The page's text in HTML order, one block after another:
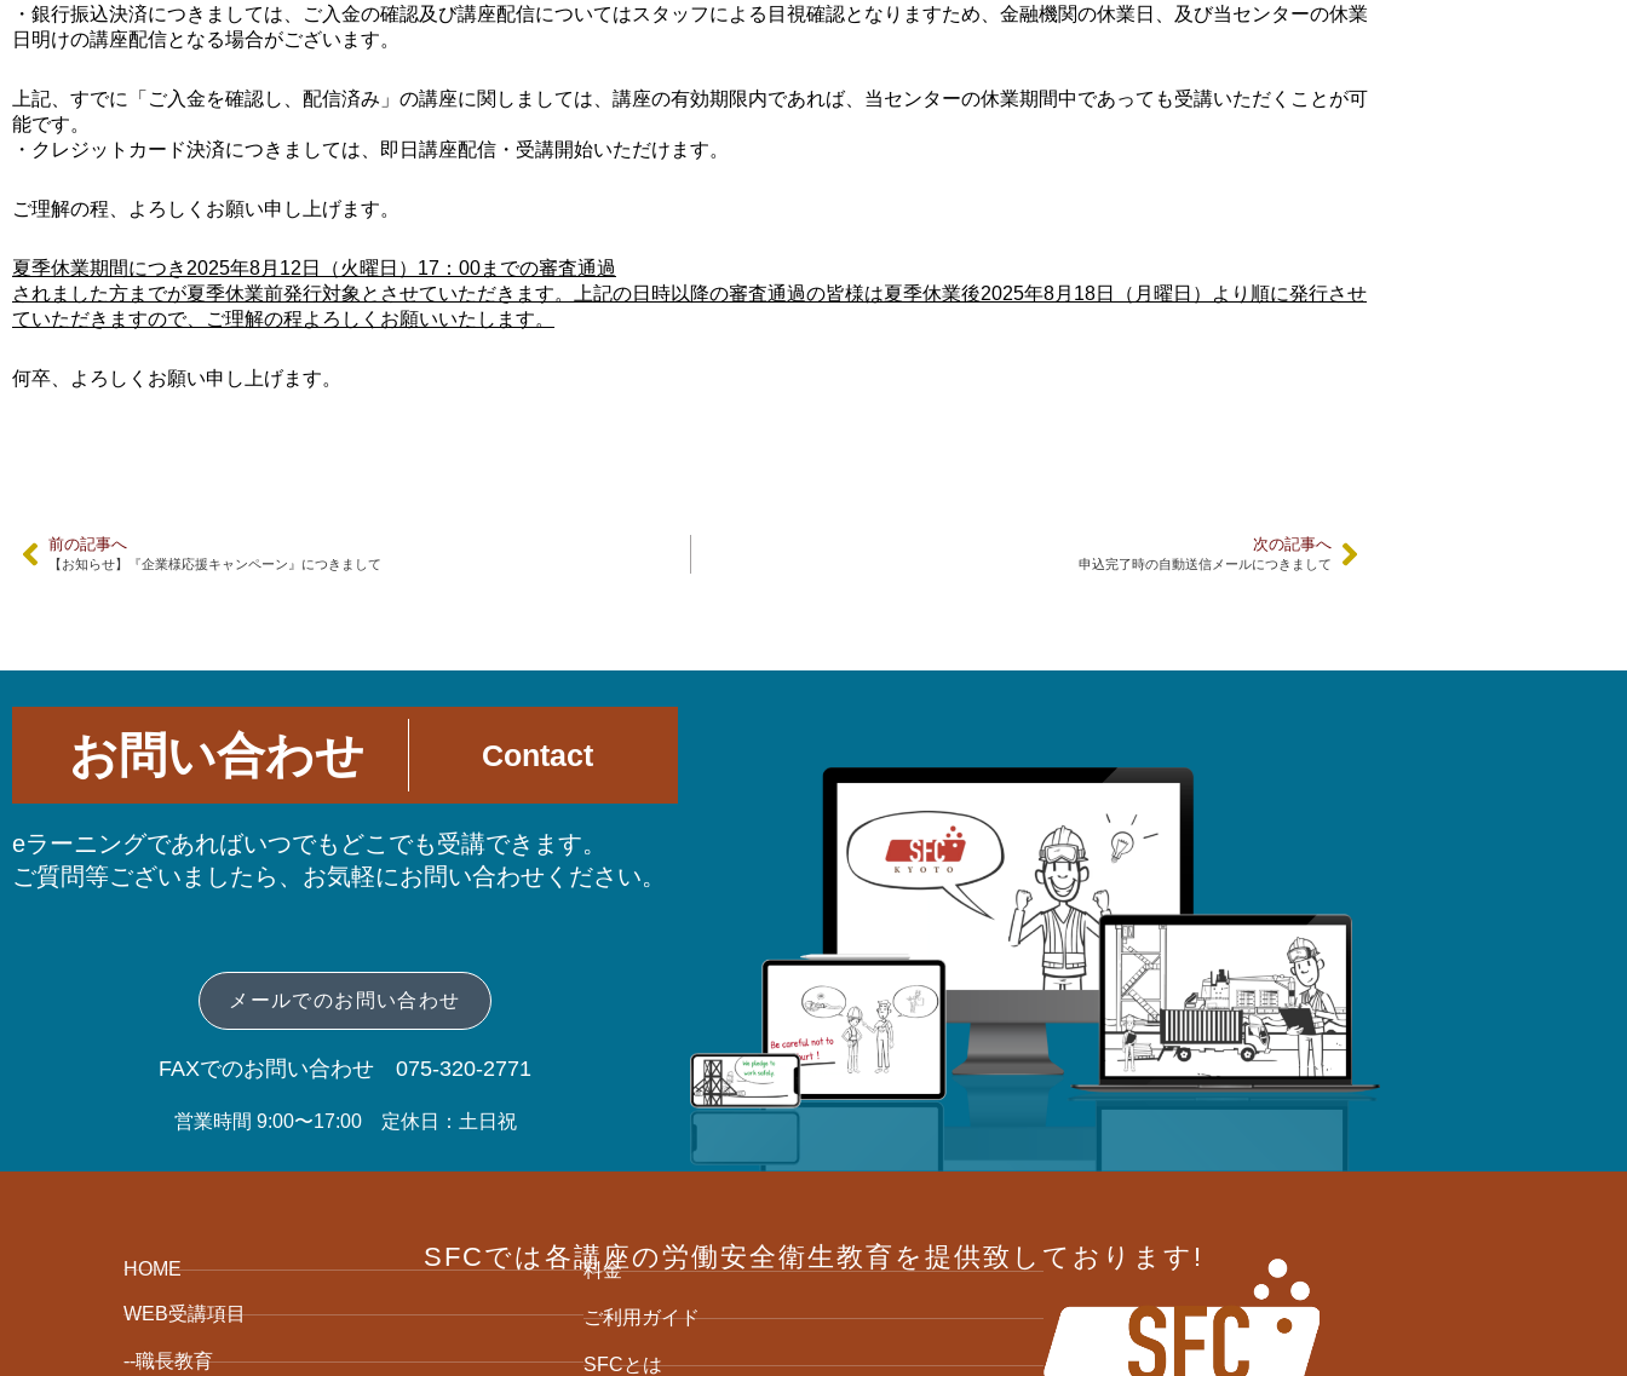
・銀行振込決済につきましては、ご入金の確認及び講座配信についてはスタッフによる目視確認となりますため、金融機関の休業日、及び当センターの休業
日明けの講座配信となる場合がございます。
上記、すでに「ご入金を確認し、配信済み」の講座に関しましては、講座の有効期限内であれば、当センターの休業期間中であっても受講いただくことが可
能です。
・クレジットカード決済につきましては、即日講座配信・受講開始いただけます。
ご理解の程、よろしくお願い申し上げます。
夏季休業期間につき2025年8月12日（火曜日）17：00までの審査通過
されました方までが夏季休業前発行対象とさせていただきます。
上記の日時以降の審査通過の皆様は夏季休業後2025年8月18日（月曜日）
より順に発行させ
ていただきますので、ご理解の程よろしくお願いいたします。
何卒、よろしくお願い申し上げます。
前の記事へ
【お知らせ】『企業様応援キャンペーン』につきまして
次の記事へ
申込完了時の自動送信メールにつきまして
お問い合わせ Contact
eラーニングであればいつでもどこでも受講できます。
ご質問等ございましたら、お気軽にお問い合わせください。
メールでのお問い合わせ
FAXでのお問い合わせ 075-320-2771
営業時間 9:00〜17:00 定休日：土日祝
SFCでは各講座の労働安全衛生教育を提供致しております!
HOME
WEB受講項目
--職長教育
料金
ご利用ガイド
SFCとは